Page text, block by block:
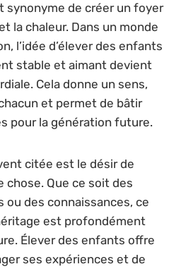
synonyme de créer un foyer
la chaleur. Dans un monde
l’idée d’élever des enfants
stable et aimant devient
Cela donne un sens,
et permet de bâtir
pour la génération future.
citée est le désir de
chose. Que ce soit des
ou des connaissances, ce
est profondément
Élever des enfants offre
ses expériences et de